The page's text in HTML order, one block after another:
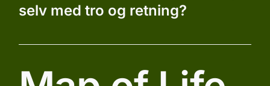
selv med tro og retning?